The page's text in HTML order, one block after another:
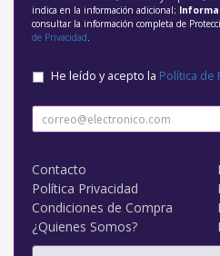
indica en la información adicional;
consultar la información completa de
de Privacidad.
He leído y acepto la Política de
Contacto
Política Privacidad
Condiciones de Compra
¿Quienes Somos?